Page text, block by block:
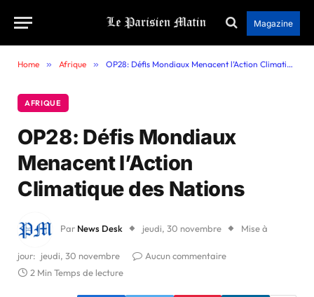
Magazine
Home » Afrique » OP28: Défis Mondiaux Menacent l’Action Climatique des Nations
AFRIQUE
OP28: Défis Mondiaux
Menacent l’Action
Climatique des Nations
Par News Desk jeudi, 30 novembre Mise à
jour: jeudi, 30 novembre
Aucun commentaire
2 Min Temps de lecture